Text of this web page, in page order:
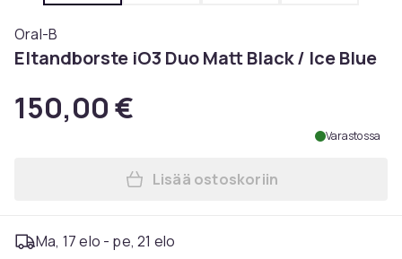
Oral-B
Eltandborste iO3 Duo Matt Black / Ice Blue
150,00 €
Varastossa
Lisää Eltandborste iO3
Lisää ostoskoriin
Ma, 17 elo - pe, 21 elo